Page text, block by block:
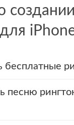
для
бесплатные
песню